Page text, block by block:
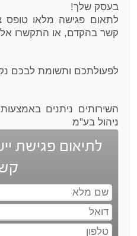
בעסק שלך!
לתאום פגישה מלאו טופס
קשר בהקדם, או התקשרו
לפעולתכם ותשומת לבכם
השירותים ניתנים
ניהול בע"מ
לתיאום פגישת